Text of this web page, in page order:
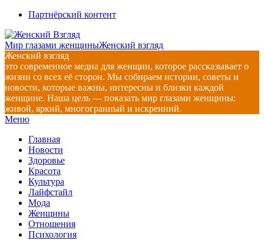
Перейти
содержимому
Партнёрский контент
Мир глазами женщиныЖенский взгляд
Женский взгляд
это современное медиа для женщин, которое рассказывает о
жизни со всех её сторон. Мы собираем истории, советы и
новости, которые важны, интересны и близки каждой
женщине. Наша цель — показать мир глазами женщины:
живой, яркий, многогранный и искренний.
Главное
меню
Меню
Главная
Новости
Здоровье
Красота
Культура
Лайфстайл
Мода
Женщины
Отношения
Психология